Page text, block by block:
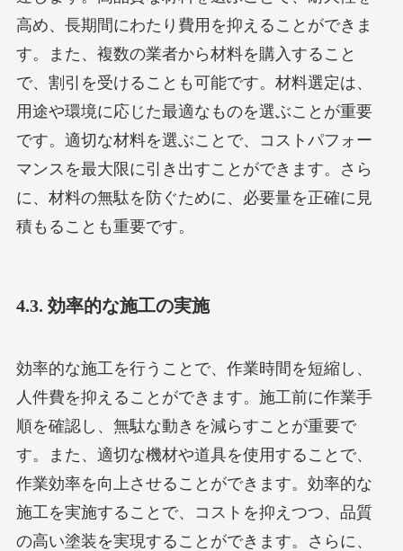
高め、長期間にわたり費用を抑えることができま
す。また、複数の業者から材料を購入すること
で、割引を受けることも可能です。材料選定は、
用途や環境に応じた最適なものを選ぶことが重要
です。適切な材料を選ぶことで、コストパフォー
マンスを最大限に引き出すことができます。さら
に、材料の無駄を防ぐために、必要量を正確に見
積もることも重要です。
4.3. 効率的な施工の実施
効率的な施工を行うことで、作業時間を短縮し、
人件費を抑えることができます。施工前に作業手
順を確認し、無駄な動きを減らすことが重要で
す。また、適切な機材や道具を使用することで、
作業効率を向上させることができます。効率的な
施工を実施することで、コストを抑えつつ、品質
の高い塗装を実現することができます。さらに、